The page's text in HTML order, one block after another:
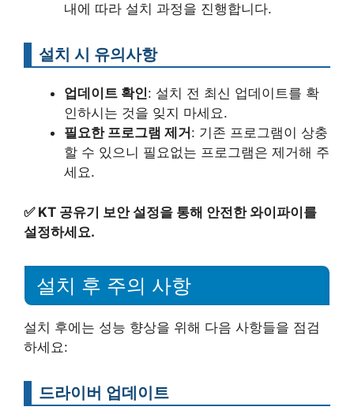
내에 따라 설치 과정을 진행합니다.
설치 시 유의사항
업데이트 확인: 설치 전 최신 업데이트를 확
인하시는 것을 잊지 마세요.
필요한 프로그램 제거 : 기존 프로그램이 상충
할 수 있으니 필요없는 프로그램은 제거해 주
세요.
✅ KT 공유기 보안 설정을 통해 안전한 와이파이를
설정하세요.
설치 후 주의 사항
설치 후에는 성능 향상을 위해 다음 사항들을 점검
하세요:
드라이버 업데이트